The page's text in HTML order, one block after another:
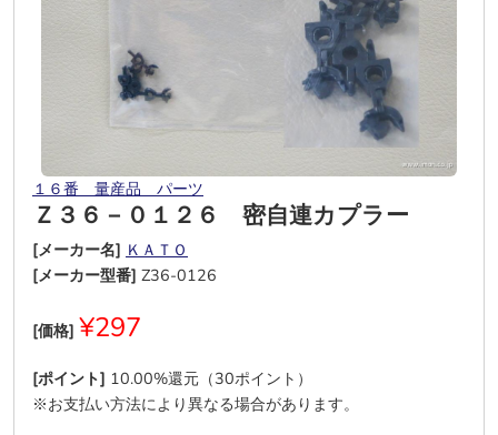
１６番 量産品 パーツ
Ｚ３６－０１２６ 密自連カプラー
[メーカー名] ＫＡＴＯ
[メーカー型番] Z36-0126
[価格] ¥297
[ポイント] 10.00%還元（30ポイント）
※お支払い方法により異なる場合があります。